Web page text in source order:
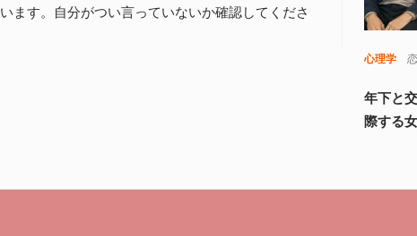
ます。自分がつい言っていないか確認してくださ
心理学
年下と
際する